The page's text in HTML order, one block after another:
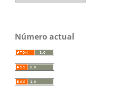
Número actual